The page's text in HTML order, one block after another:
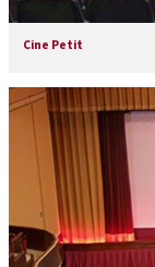
Cine Petit